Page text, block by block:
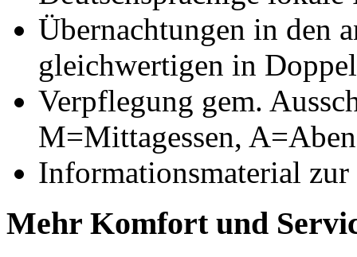
Übernachtungen in den
gleichwertigen in
Verpflegung gem.
M=Mittagessen,
Informationsmaterial zur
Mehr Komfort und